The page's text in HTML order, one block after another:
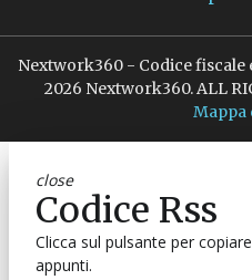
Nextwork360 - Codice fiscale
2026 Nextwork360. ALL
Mappa
close
Codice Rss
Clicca sul pulsante per
appunti.